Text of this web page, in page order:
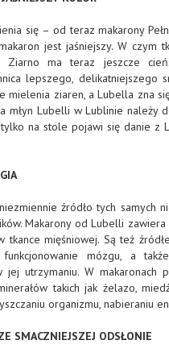
się – od teraz makarony
jest jaśniejszy. W czym
Ziarno ma teraz jeszcze
lepszego, delikatniejszego
mielenia ziaren, a Lubella zna
młyn Lubelli w Lublinie należy
na stole pojawi się danie z
źródło tych samych
Makarony od Lubelli
tkance mięśniowej. Są też
mózgu, a
utrzymaniu. W makaronach
takich jak żelazo,
organizmu, nabieraniu
SMACZNIEJSZEJ ODSŁONIE